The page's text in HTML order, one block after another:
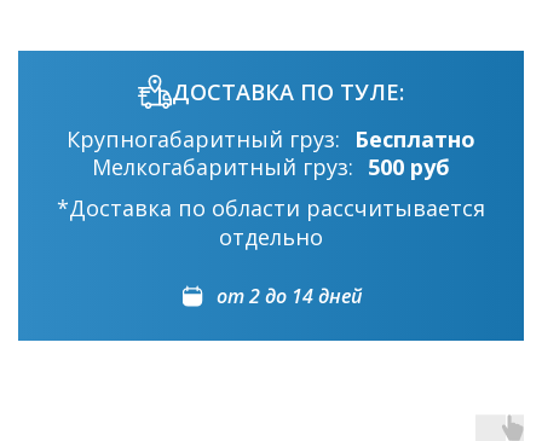
ДОСТАВКА ПО ТУЛЕ:
Крупногабаритный груз:
Бесплатно
Мелкогабаритный груз: 500 руб
*Доставка по области рассчитывается
отдельно
от 2 до 14 дней